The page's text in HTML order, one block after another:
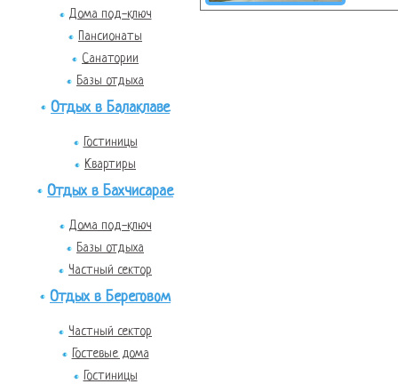
Дома под-ключ
Пансионаты
Санатории
Базы отдыха
Отдых в Балаклаве
Гостиницы
Квартиры
Отдых в Бахчисарае
Дома под-ключ
Базы отдыха
Частный сектор
Отдых в Береговом
Частный сектор
Гостевые дома
Гостиницы